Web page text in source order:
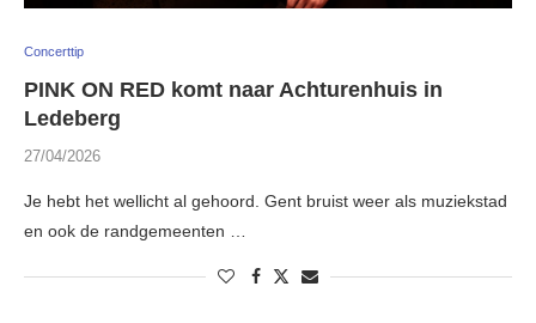
Concerttip
PINK ON RED komt naar Achturenhuis in
Ledeberg
27/04/2026
Je hebt het wellicht al gehoord. Gent bruist weer als muziekstad
en ook de randgemeenten …